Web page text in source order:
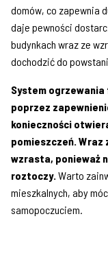
domów, co zapewnia
daje pewności
budynkach wraz ze
dochodzić do
System
poprzez
konieczności
pomieszczeń. Wraz
wzrasta, ponieważ
roztoczy. Warto
mieszkalnych, aby
samopoczuciem.